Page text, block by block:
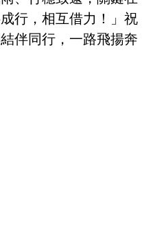
行，相互借力！」祝
伴同行，一路飛揚奔